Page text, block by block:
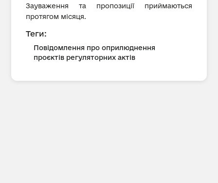
Зауваження та пропозиції приймаються
протягом місяця.
Теги:
Повідомлення про оприлюднення
проєктів регуляторних актів